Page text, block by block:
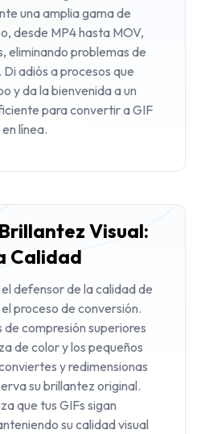
una amplia gama de
desde MP4 hasta MOV,
eliminando problemas de
adiós a procesos que
y da la bienvenida a un
para convertir a GIF
en línea.
Visual:
Calidad
defensor de la calidad de
proceso de conversión.
compresión superiores
de color y los pequeños
y redimensionas
su brillantez original.
que tus GIFs sigan
su calidad visual